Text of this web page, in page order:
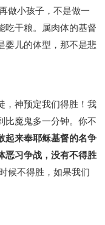
做小孩子，不是做一
吃干粮。属肉体的基督
婴儿的体型，那不是悲
，神预定我们得胜！我
比魔鬼多一分钟。你不
起来奉耶稣基督的名争
恶习争战，没有不得胜
候不得胜，如果我们